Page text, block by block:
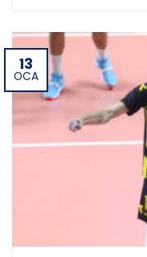
13
OCA